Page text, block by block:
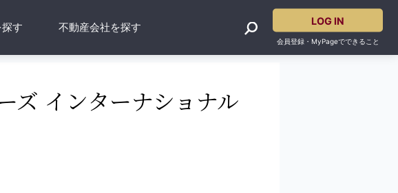
す 不動産会社を探す LOG IN
会員登録・MyPageでできること
ズ インターナショナル